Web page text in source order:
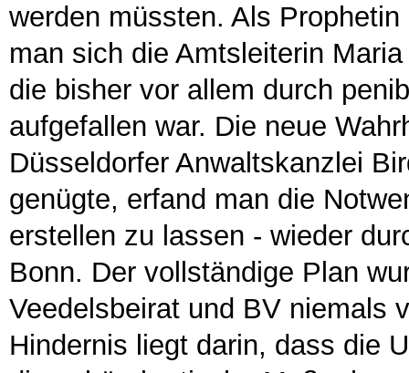
werden müssten. Als
man sich die Amtsleiterin
die bisher vor allem durch
aufgefallen war. Die neue
Düsseldorfer Anwaltskanzlei
genügte, erfand man die
erstellen zu lassen - wieder
Bonn. Der vollständige Plan
Veedelsbeirat und BV niemals
Hindernis liegt darin, dass die